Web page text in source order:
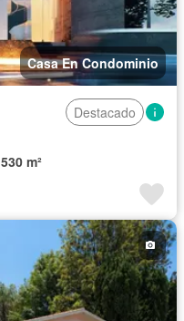
Casa En Condominio
Destacado
530 m²